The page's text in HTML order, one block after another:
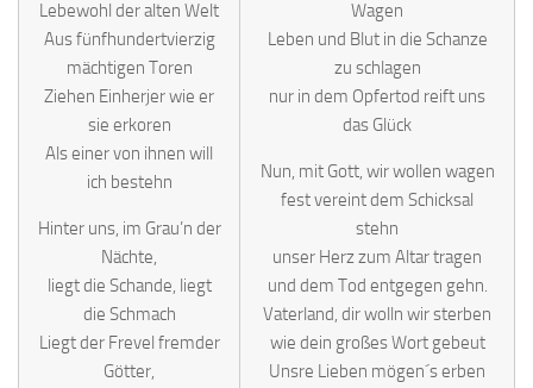
Lebewohl der alten Welt
Aus fünfhundertvierzig
mächtigen Toren
Ziehen Einherjer wie er
sie erkoren
Als einer von ihnen will
ich bestehn
Hinter uns, im Grau’n der
Nächte,
liegt die Schande, liegt
die Schmach
Liegt der Frevel fremder
Götter,
Wagen
Leben und Blut in die Schanze
zu schlagen
nur in dem Opfertod reift uns
das Glück
Nun, mit Gott, wir wollen wagen
fest vereint dem Schicksal
stehn
unser Herz zum Altar tragen
und dem Tod entgegen gehn.
Vaterland, dir wolln wir sterben
wie dein großes Wort gebeut
Unsre Lieben mögen´s erben